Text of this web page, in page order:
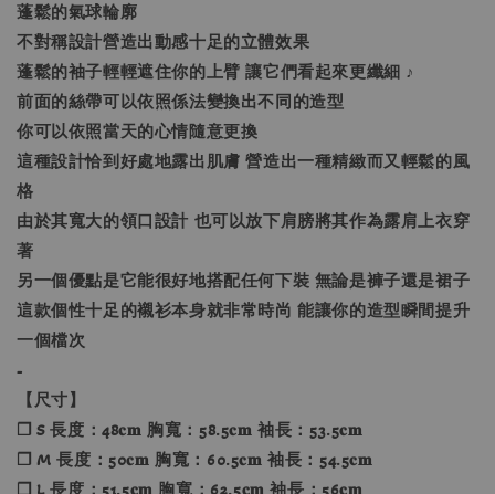
蓬鬆的氣球輪廓
不對稱設計營造出動感十足的立體效果
蓬鬆的袖子輕輕遮住你的上臂 讓它們看起來更纖細 ♪
前面的絲帶可以依照係法變換出不同的造型
你可以依照當天的心情隨意更換
這種設計恰到好處地露出肌膚 營造出一種精緻而又輕鬆的風
格
由於其寬大的領口設計 也可以放下肩膀將其作為露肩上衣穿
著
另一個優點是它能很好地搭配任何下裝 無論是褲子還是裙子
這款個性十足的襯衫本身就非常時尚 能讓你的造型瞬間提升
一個檔次
-
【尺寸】
❐ S 長度：48𝐜𝐦 胸寬：58.5𝐜𝐦 袖長：53.5𝐜𝐦
❐ M 長度：50𝐜𝐦 胸寬：60.5𝐜𝐦 袖長：54.5𝐜𝐦
❐ L 長度：51.5𝐜𝐦 胸寬：62.5𝐜𝐦 袖長：56𝐜𝐦